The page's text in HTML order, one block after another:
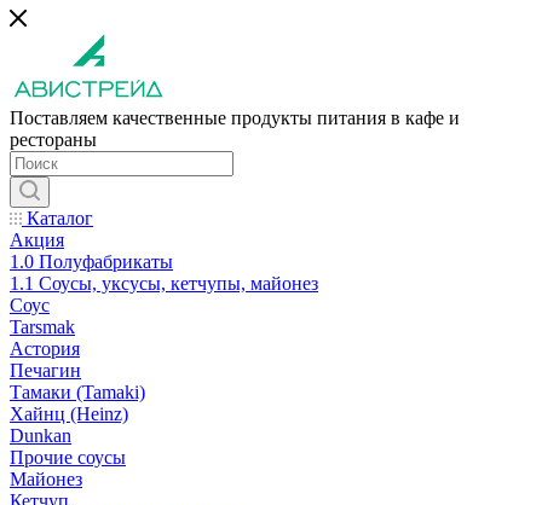
Поставляем качественные продукты питания в кафе и
рестораны
Каталог
Акция
1.0 Полуфабрикаты
1.1 Соусы, уксусы, кетчупы, майонез
Соус
Tarsmak
Астория
Печагин
Тамаки (Tamaki)
Хайнц (Heinz)
Dunkan
Прочие соусы
Майонез
Кетчуп